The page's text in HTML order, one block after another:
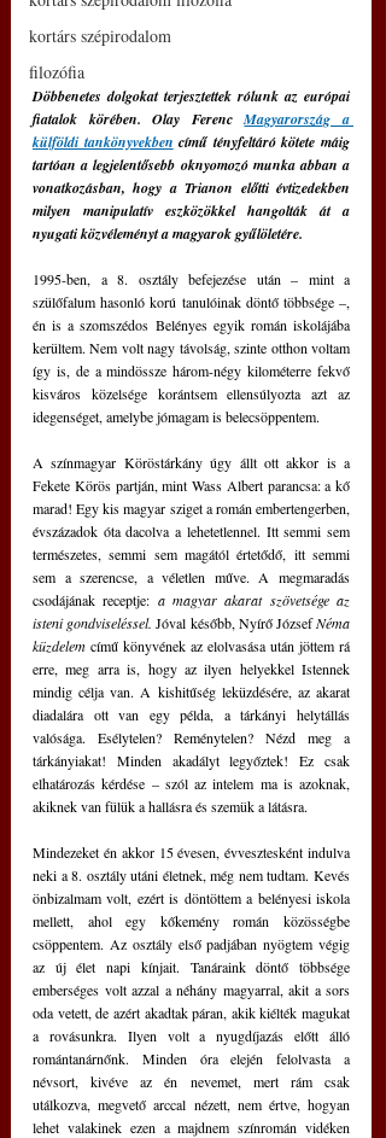
kortárs szépirodalom
filozófia
Döbbenetes dolgokat terjesztettek rólunk az európai
fiatalok körében. Olay Ferenc Magyarország a
külföldi tankönyvekben című tényfeltáró kötete máig
tartóan a legjelentősebb oknyomozó munka abban a
vonatkozásban, hogy a Trianon előtti évtizedekben
milyen manipulatív eszközökkel hangolták át a
nyugati közvéleményt a magyarok gyűlöletére.
1995-ben, a 8. osztály befejezése után – mint a
szülőfalum hasonló korú tanulóinak döntő többsége –,
én is a szomszédos Belényes egyik román iskolájába
kerültem. Nem volt nagy távolság, szinte otthon voltam
így is, de a mindössze három-négy kilométerre fekvő
kisváros közelsége korántsem ellensúlyozta azt az
idegenséget, amelybe jómagam is belecsöppentem.
A színmagyar Köröstárkány úgy állt ott akkor is a
Fekete Körös partján, mint Wass Albert parancsa: a kő
marad! Egy kis magyar sziget a román embertengerben,
évszázadok óta dacolva a lehetetlennel. Itt semmi sem
természetes, semmi sem magától értetődő, itt semmi
sem a szerencse, a véletlen műve. A megmaradás
csodájának receptje: a magyar akarat szövetsége az
isteni gondviseléssel. Jóval később, Nyírő József Néma
küzdelem című könyvének az elolvasása után jöttem rá
erre, meg arra is, hogy az ilyen helyekkel Istennek
mindig célja van. A kishitűség leküzdésére, az akarat
diadalára ott van egy példa, a tárkányi helytállás
valósága. Esélytelen? Reménytelen? Nézd meg a
tárkányiakat! Minden akadályt legyőztek! Ez csak
elhatározás kérdése – szól az intelem ma is azoknak,
akiknek van fülük a hallásra és szemük a látásra.
Mindezeket én akkor 15 évesen, évvesztesként indulva
neki a 8. osztály utáni életnek, még nem tudtam. Kevés
önbizalmam volt, ezért is döntöttem a belényesi iskola
mellett, ahol egy kőkemény román közösségbe
csöppentem. Az osztály első padjában nyögtem végig
az új élet napi kínjait. Tanáraink döntő többsége
emberséges volt azzal a néhány magyarral, akit a sors
oda vetett, de azért akadtak páran, akik kiélték magukat
a rovásunkra. Ilyen volt a nyugdíjazás előtt álló
romántanárnőnk. Minden óra elején felolvasta a
névsort, kivéve az én nevemet, mert rám csak
utálkozva, megvető arccal nézett, nem értve, hogyan
lehet valakinek ezen a majdnem színromán vidéken